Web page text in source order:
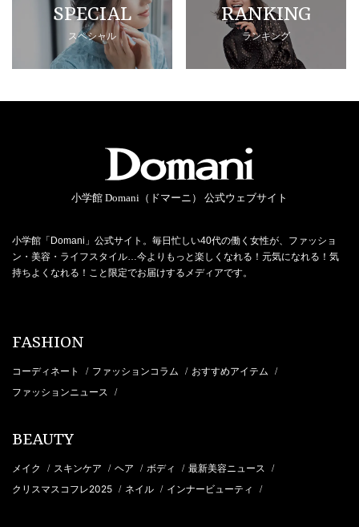
SPECIAL
スペシャル
RANKING
ランキング
小学館 Domani（ドマーニ） 公式ウェブサイト
小学館「Domani」公式サイト。毎日忙しい40代の働く女性が、ファッショ
ン・美容・ライフスタイル…今よりもっと楽しくなれる！元気になれる！気
持ちよくなれる！こと限定でお届けするメディアです。
FASHION
コーディネート / ファッションコラム / おすすめアイテム /
ファッションニュース /
BEAUTY
メイク / スキンケア / ヘア / ボディ / 最新美容ニュース /
クリスマスコフレ2025 / ネイル / インナービューティ /